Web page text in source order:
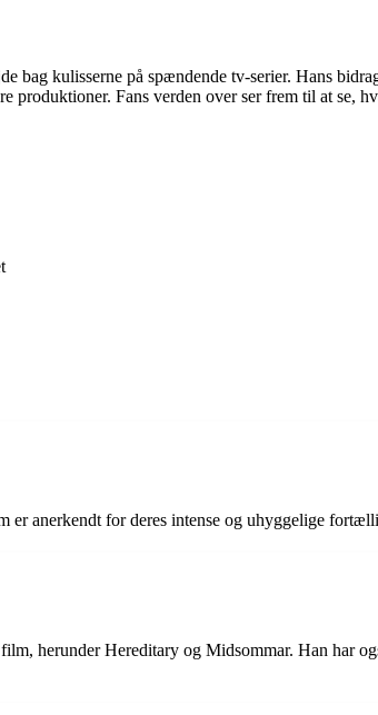
bag kulisserne på spændende tv-serier. Hans
Fans verden over ser frem til at se,
anerkendt for deres intense og uhyggelige
herunder Hereditary og Midsommar. Han har